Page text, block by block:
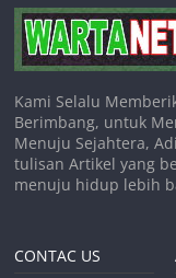
Kami Selalu
Berimbang, untuk
Menuju Sejahtera,
tulisan Artikel yang
menuju hidup lebih
CONTAC US